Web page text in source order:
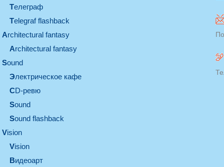
телеграф
Telegraf flashback
architectural fantasy
architectural fantasy
sound
электрическое кафе
CD-ревю
sound
Sound flashback
vision
vision
видеоарт